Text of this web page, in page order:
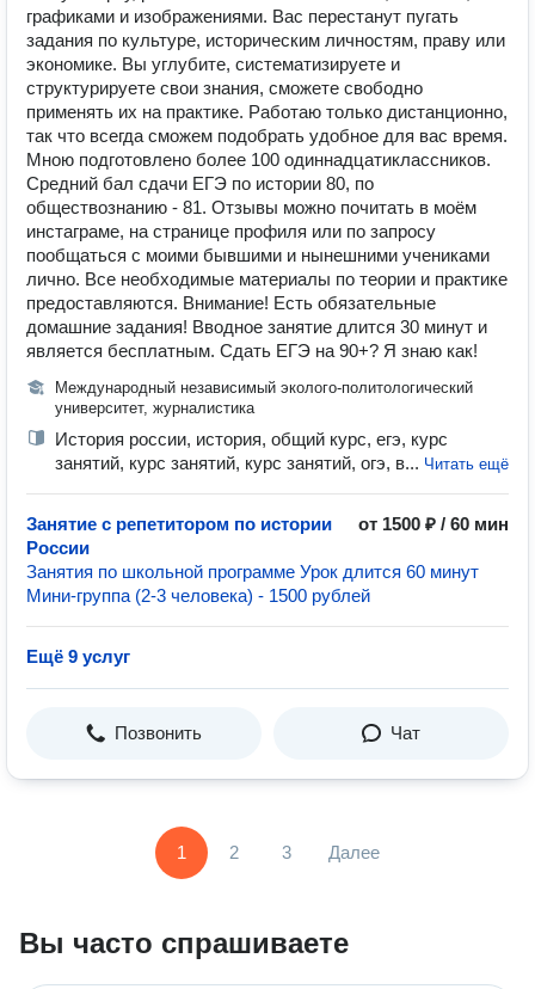
графиками и изображениями. Вас перестанут пугать
задания по культуре, историческим личностям, праву или
экономике. Вы углубите, систематизируете и
структурируете свои знания, сможете свободно
применять их на практике. Работаю только дистанционно,
так что всегда сможем подобрать удобное для вас время.
Мною подготовлено более 100 одиннадцатиклассников.
Средний бал сдачи ЕГЭ по истории 80, по
обществознанию - 81. Отзывы можно почитать в моём
инстаграме, на странице профиля или по запросу
пообщаться с моими бывшими и нынешними учениками
лично. Все необходимые материалы по теории и практике
предоставляются. Внимание! Есть обязательные
домашние задания! Вводное занятие длится 30 минут и
является бесплатным. Сдать ЕГЭ на 90+? Я знаю как!
Международный независимый эколого-политологический
университет, журналистика
История россии, история, общий курс, егэ, курс
занятий, курс занятий, курс занятий, огэ, в... Читать ещё
Занятие с репетитором по истории
России
от 1500 ₽ / 60 мин
Занятия по школьной программе Урок длится 60 минут
Мини-группа (2-3 человека) - 1500 рублей
Ещё 9 услуг
Позвонить Чат
1 2 3 Далее
Вы часто спрашиваете